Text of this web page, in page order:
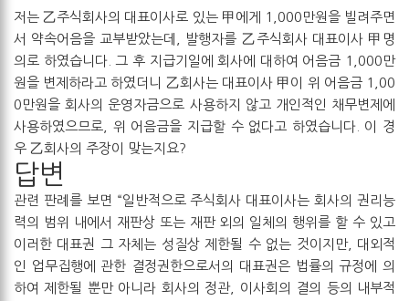
저는 乙주식회사의 대표이사로 있는 甲에게 1,000만원을 빌려주면
서 약속어음을 교부받았는데, 발행자를 乙주식회사 대표이사 甲명
의로 하였습니다. 그 후 지급기일에 회사에 대하여 어음금 1,000만
원을 변제하라고 하였더니 乙회사는 대표이사 甲이 위 어음금 1,00
0만원을 회사의 운영자금으로 사용하지 않고 개인적인 채무변제에
사용하였으므로, 위 어음금을 지급할 수 없다고 하였습니다. 이 경
우 乙회사의 주장이 맞는지요?
답변
관련 판례를 보면 “일반적으로 주식회사 대표이사는 회사의 권리능
력의 범위 내에서 재판상 또는 재판 외의 일체의 행위를 할 수 있고
이러한 대표권 그 자체는 성질상 제한될 수 없는 것이지만, 대외적
인 업무집행에 관한 결정권한으로서의 대표권은 법률의 규정에 의
하여 제한될 뿐만 아니라 회사의 정관, 이사회의 결의 등의 내부적